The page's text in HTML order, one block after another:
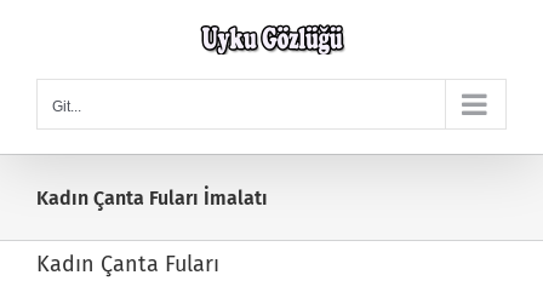
Git...
Kadın Çanta Fuları İmalatı
Kadın Çanta Fuları